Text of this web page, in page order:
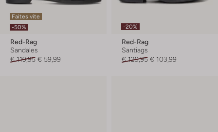
Faites vite
-50%
Red-Rag
Sandales
€ 119,95 € 59,99
-20%
Red-Rag
Santiags
€ 129,95 € 103,99